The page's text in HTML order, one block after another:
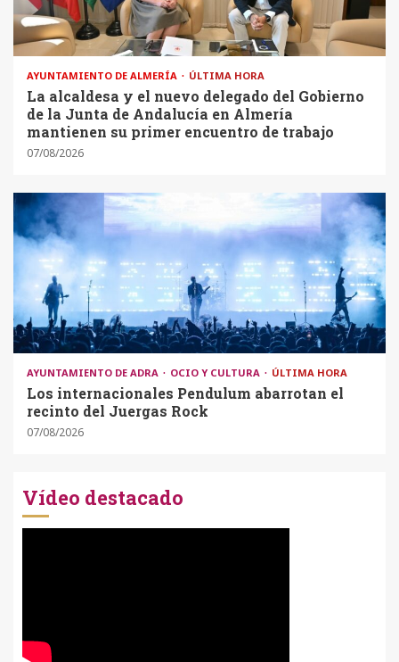
AYUNTAMIENTO DE ALMERÍA ÚLTIMA HORA
La alcaldesa y el nuevo delegado del Gobierno
de la Junta de Andalucía en Almería
mantienen su primer encuentro de trabajo
07/08/2026
AYUNTAMIENTO DE ADRA OCIO Y CULTURA ÚLTIMA HORA
Los internacionales Pendulum abarrotan el
recinto del Juergas Rock
07/08/2026
Vídeo destacado